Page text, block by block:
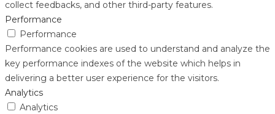
collect feedbacks, and other third-party features.
Performance
Performance
Performance cookies are used to understand and analyze the
key performance indexes of the website which helps in
delivering a better user experience for the visitors.
Analytics
Analytics